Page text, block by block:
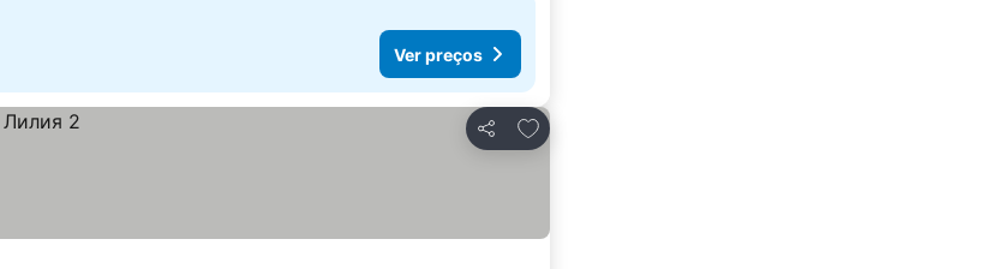
Ver preços
Partilhar
Adicionar aos favoritos